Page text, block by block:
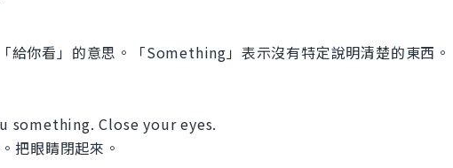
給你看」的意思。「Something」表示沒有特定說明清楚的東西。
something. Close your eyes.
把眼睛閉起來。